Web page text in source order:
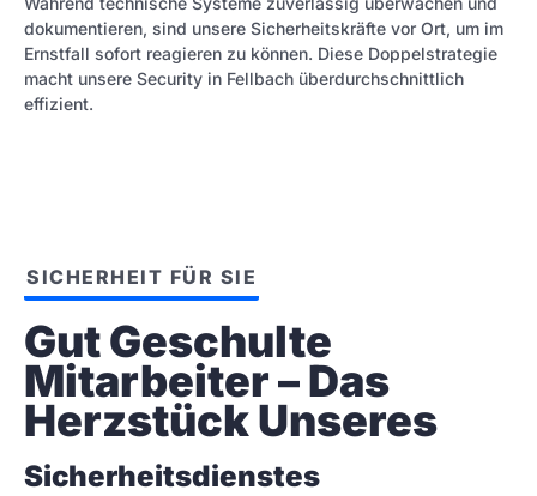
dokumentieren, sind unsere Sicherheitskräfte vor Ort, um im
Ernstfall sofort reagieren zu können. Diese Doppelstrategie
macht unsere Security in Fellbach überdurchschnittlich
effizient.
SICHERHEIT FÜR SIE
Gut Geschulte
Mitarbeiter – Das
Herzstück Unseres
Sicherheitsdienstes